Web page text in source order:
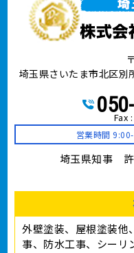
埼玉県さいたま市北区
Fax
営業時間
埼玉県知事 許
外壁塗装、屋根塗装他
事、防水工事、シーリ